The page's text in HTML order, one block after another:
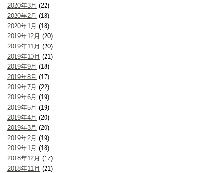
2020年3月 (22)
2020年2月 (18)
2020年1月 (18)
2019年12月 (20)
2019年11月 (20)
2019年10月 (21)
2019年9月 (18)
2019年8月 (17)
2019年7月 (22)
2019年6月 (19)
2019年5月 (19)
2019年4月 (20)
2019年3月 (20)
2019年2月 (19)
2019年1月 (18)
2018年12月 (17)
2018年11月 (21)